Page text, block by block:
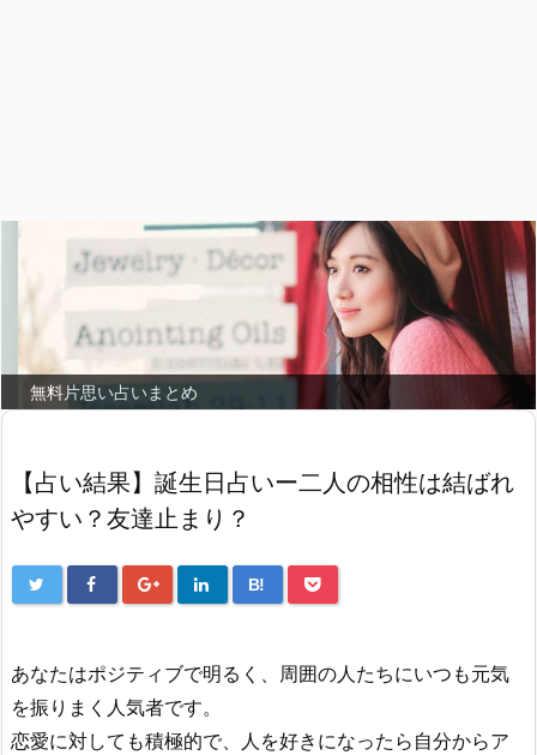
無料片思い占いまとめ
【占い結果】誕生日占いー二人の相性は結ばれ
やすい？友達止まり？
B!
あなたはポジティブで明るく、周囲の人たちにいつも元気
を振りまく人気者です。
恋愛に対しても積極的で、人を好きになったら自分からア